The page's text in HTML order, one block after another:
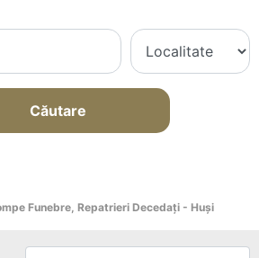
Căutare
Funebre, Repatrieri Decedați - Huşi